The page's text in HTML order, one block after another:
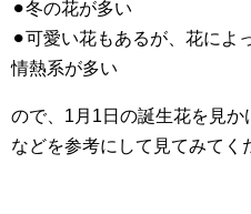
⚫︎冬の花が多い
⚫︎可愛い花もあるが、花によ
情熱系が多い
ので、1月1日の誕生花を見
などを参考にして見てみてく